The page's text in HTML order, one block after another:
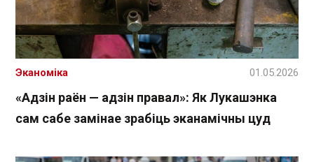
«Адзін раён — адзін правал»: Як Лукашэнка
сам сабе замінае зрабіць эканамічны цуд
Эканоміка 01.05.2026